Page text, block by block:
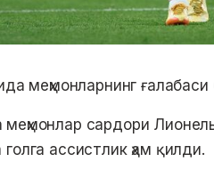
меҳмонларнинг
сардори
ассистлик ҳам қилди.